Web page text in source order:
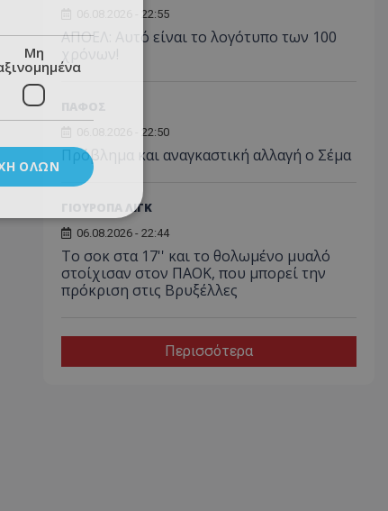
06.08.2026 - 22:55
ΑΠΟΕΛ: Αυτό είναι το λογότυπο των 100
06.08.2026 - 22:50
Πρόβλημα και αναγκαστική αλλαγή ο Σέμα
ΓΙΟΥΡΟΠΑ ΛΙΓΚ
06.08.2026 - 22:44
Το σοκ στα 17'' και το θολωμένο μυαλό
στοίχισαν στον ΠΑΟΚ, που μπορεί την
πρόκριση στις Βρυξέλλες
Περισσότερα
Μη
ΌΛΩΝ